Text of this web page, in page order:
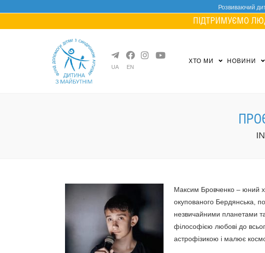
content
Розвиваючий
ПІДТРИМУЄМО
UA EN
ХТО МИ НОВИНИ
Максим Бровченко – юний
окупованого Бердянська,
незвичайними планетами
філософією любові до
астрофізикою і малює